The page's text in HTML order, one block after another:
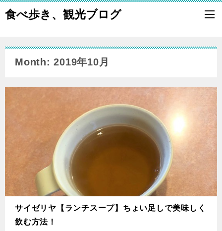
食べ歩き、観光ブログ
Month: 2019年10月
サイゼリヤ【ランチスープ】ちょい足しで美味しく
飲む方法！